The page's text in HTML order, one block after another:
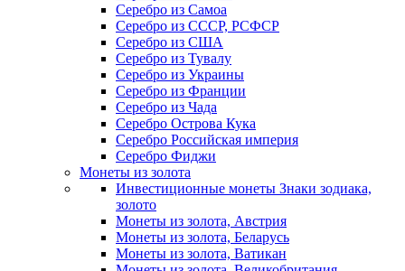
Серебро из Самоа
Серебро из СССР, РСФСР
Серебро из США
Серебро из Тувалу
Серебро из Украины
Серебро из Франции
Серебро из Чада
Серебро Острова Кука
Серебро Российская империя
Серебро Фиджи
Монеты из золота
Инвестиционные монеты Знаки зодиака,
золото
Монеты из золота, Австрия
Монеты из золота, Беларусь
Монеты из золота, Ватикан